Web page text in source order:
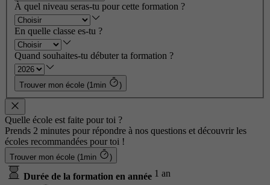
À quel niveau seras-tu pour cette formation ?
En quelle classe es-tu ?
Quand souhaites-tu débuter ta formation ?
Trouver mon école (1min )
Quelle école est faite pour toi ?
Prends 2 minutes pour répondre à nos questions et découvrir les
écoles recommandées pour toi !
Trouver mon école (1min )
Durée de la formation en année 1 an